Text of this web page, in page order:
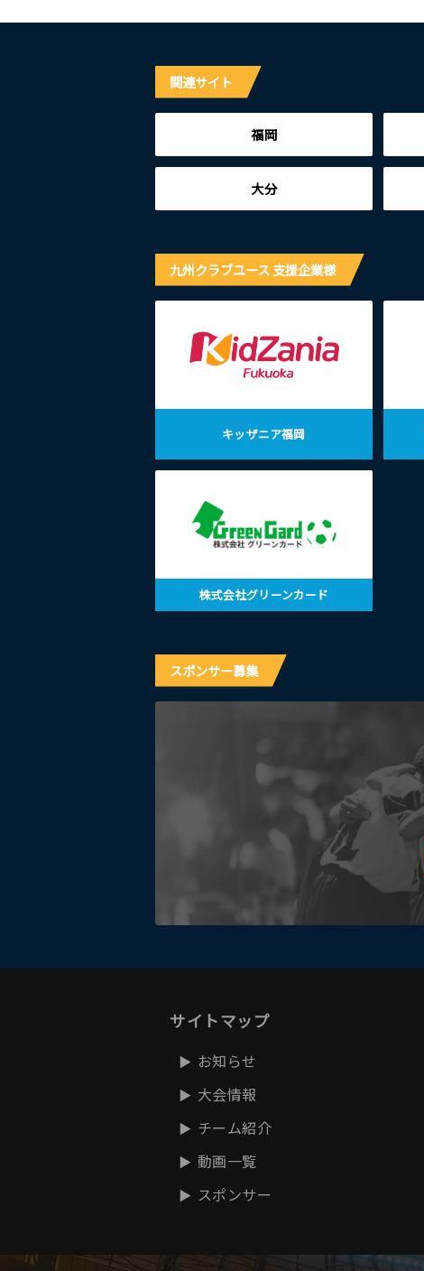
関連サイト
福岡
大分
九州クラブユース 支援企業様
キッザニア福岡
株式会社グリーンカード
スポンサー募集
サイトマップ
お知らせ
大会情報
チーム紹介
動画一覧
スポンサー